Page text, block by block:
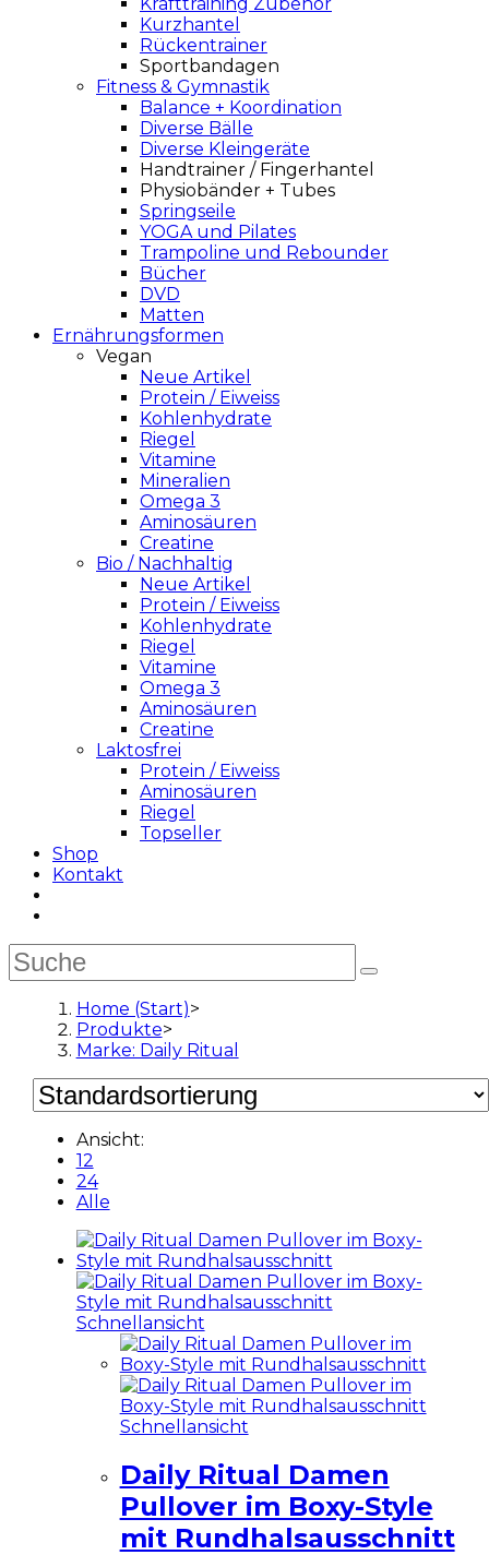
Kurzhantel
Rückentrainer
Sportbandagen
Fitness & Gymnastik
Balance + Koordination
Diverse Bälle
Diverse Kleingeräte
Handtrainer / Fingerhantel
Physiobänder + Tubes
Springseile
YOGA und Pilates
Trampoline und Rebounder
Bücher
DVD
Matten
Ernährungsformen
Vegan
Neue Artikel
Protein / Eiweiss
Kohlenhydrate
Riegel
Vitamine
Mineralien
Omega 3
Aminosäuren
Creatine
Bio / Nachhaltig
Neue Artikel
Protein / Eiweiss
Kohlenhydrate
Riegel
Vitamine
Omega 3
Aminosäuren
Creatine
Laktosfrei
Protein / Eiweiss
Aminosäuren
Riegel
Topseller
Shop
Kontakt
Home (Start)>
Produkte>
Marke: Daily Ritual
Ansicht:
12
24
Alle
Schnellansicht
Schnellansicht
Daily Ritual Damen
Pullover im Boxy-Style
mit Rundhalsausschnitt